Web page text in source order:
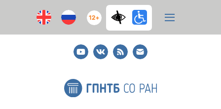
12+
YoutubeВКонтакте
RSS
E-
mail
подписка